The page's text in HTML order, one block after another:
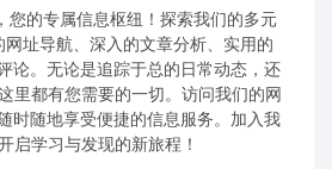
您的专属信息枢纽！探索我们的多元
址导航、深入的文章分析、实用的
论。无论是追踪于总的日常动态，还
里都有您需要的一切。访问我们的网
时随地享受便捷的信息服务。加入我
启学习与发现的新旅程！